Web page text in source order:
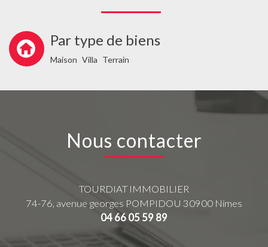
Par type de biens
Maison Villa Terrain
Nous contacter
TOURDIAT IMMOBILIER
74-76, avenue georges POMPIDOU 30900 Nimes
04 66 05 59 89